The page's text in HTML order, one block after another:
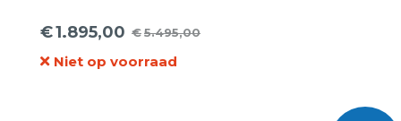
20inch + Continental 275/50R20 113W
Sportcontact-5 MO XL zomerbanden.
€5.495,00
Oorspronkelijke
prijs
€1.895,00
Huidige
prijs
Niet op voorraad